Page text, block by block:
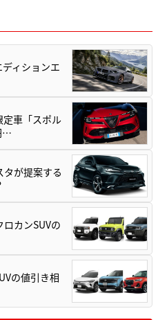
ディションエ
定車「スポル
…
が提案する
ロカンSUVの
の値引き相